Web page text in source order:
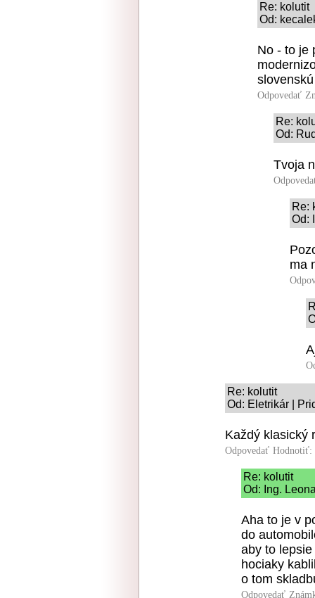
Re: kolutit
Od:
No - to je
Odpovedať
Re:
Od:
Tvoja
Re:
Od:
ma
Re: kolutit
Od: Eletrikár |
Každý klasický
Odpovedať Hodnotiť:
Re: kolutit
Od: Ing.
Aha to je v
do
aby to
hociaky
o tom
Odpovedať